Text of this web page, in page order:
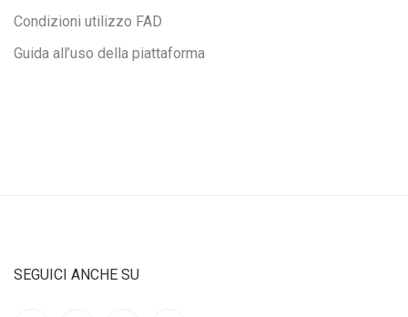
Condizioni utilizzo FAD
Guida all’uso della piattaforma
SEGUICI ANCHE SU